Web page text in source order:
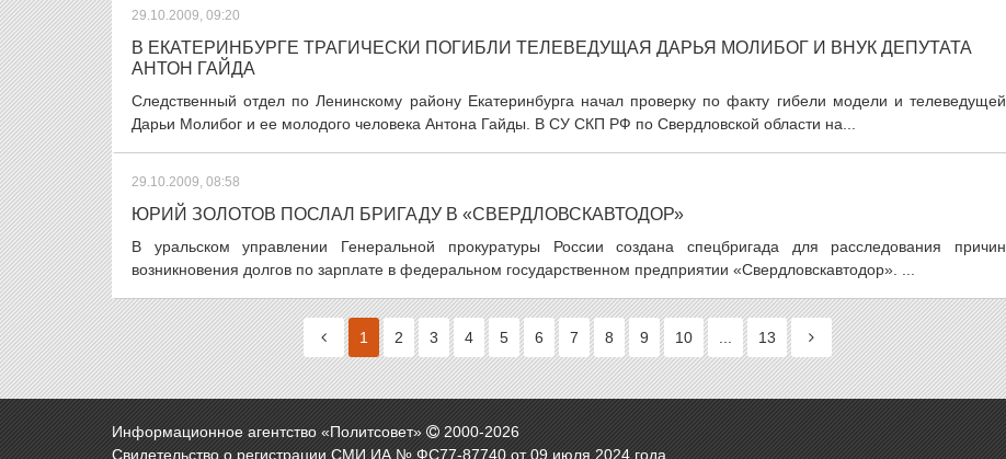
29.10.2009, 09:20
В ЕКАТЕРИНБУРГЕ ТРАГИЧЕСКИ ПОГИБЛИ ТЕЛЕВЕДУЩАЯ ДАРЬЯ МОЛИБОГ И ВНУК ДЕПУТАТА
АНТОН ГАЙДА
Следственный отдел по Ленинскому району Екатеринбурга начал проверку по факту гибели модели и телеведущей
Дарьи Молибог и ее молодого человека Антона Гайды. В СУ СКП РФ по Свердловской области на...
29.10.2009, 08:58
ЮРИЙ ЗОЛОТОВ ПОСЛАЛ БРИГАДУ В «СВЕРДЛОВСКАВТОДОР»
В уральском управлении Генеральной прокуратуры России создана спецбригада для расследования причин
возникновения долгов по зарплате в федеральном государственном предприятии «Свердловскавтодор». ...
1 2 3 4 5 6 7 8 9 10 13
Информационное агентство «Политсовет» 2000-2026
Свидетельство о регистрации СМИ ИА № ФС77-87740 от 09 июля 2024 года.